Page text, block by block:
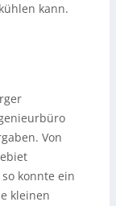
kann.
Von
konnte ein
kleinen